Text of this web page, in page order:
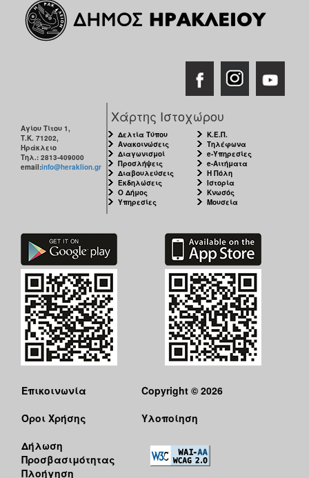
Αγίου Τίτου 1,
Τ.Κ. 71202,
Ηράκλειο
Τηλ.: 2813-409000
email:info@heraklion.gr
Χάρτης Ιστοχώρου
Δελτία Τύπου
Ανακοινώσεις
Διαγωνισμοί
Προσλήψεις
Διαβουλεύσεις
Εκδηλώσεις
Ο Δήμος
Υπηρεσίες
Κ.Ε.Π.
Τηλέφωνα
e-Υπηρεσίες
e-Αιτήματα
Η Πόλη
Ιστορία
Κνωσός
Μουσεία
Επικοινωνία
Όροι Χρήσης
Δήλωση
Προσβασιμότητας
Πλοήγηση
Copyright © 2026
Υλοποίηση